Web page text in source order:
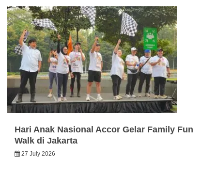
Hari Anak Nasional Accor Gelar Family Fun
Walk di Jakarta
27 July 2026